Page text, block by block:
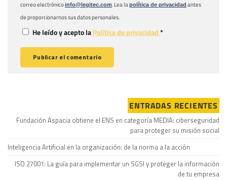
correo electrónicoinfo@legitec.com. Lea lapolítica de privacidad antes
de proporcionarnos sus datos personales.
He leído y acepto laPolítica de privacidad*
ENTRADAS RECIENTES
Fundación Aspacia obtiene el ENS en categoría MEDIA: ciberseguridad
para proteger su misión social
Inteligencia Artificial en la organización: de la norma a la acción
ISO 27001: La guía para implementar un SGSI y proteger la información
de tu empresa